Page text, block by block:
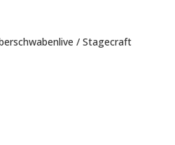
/ Stagecraft